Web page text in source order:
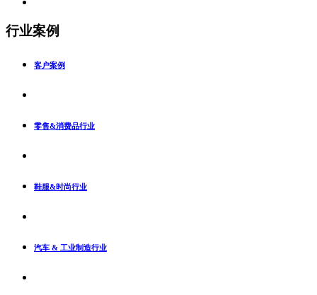
行业案例
客户案例
零售&消费品行业
鞋服&时尚行业
汽车 & 工业制造行业